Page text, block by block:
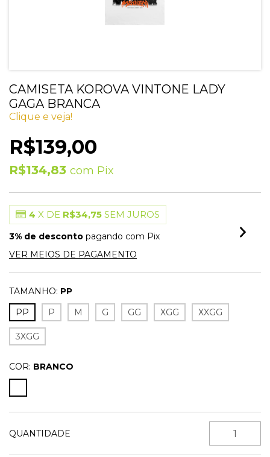
CAMISETA KOROVA VINTONE LADY
GAGA BRANCA
Clique e veja!
R$139,00
R$134,83 com Pix
4 X DE R$34,75 SEM JUROS
3% de desconto pagando com Pix
VER MEIOS DE PAGAMENTO
TAMANHO: PP
PP
P M G GG XGG XXGG
3XGG
COR: BRANCO
QUANTIDADE